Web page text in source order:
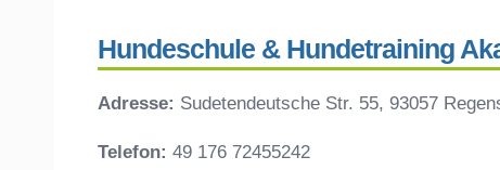
Hundeschule & Hundetraining
Adresse: Sudetendeutsche Str. 55, 93057
Telefon: 49 176 72455242